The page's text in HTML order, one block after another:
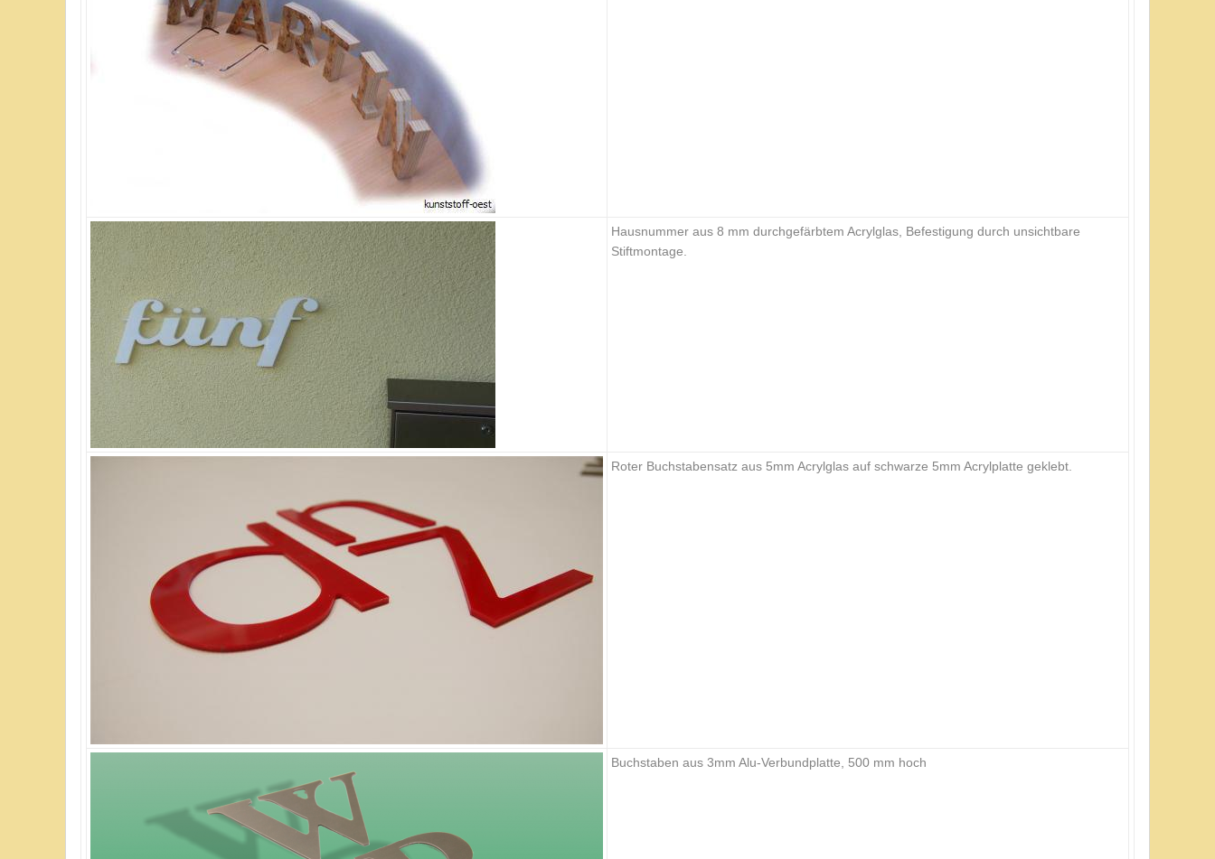
Hausnummer aus 8 mm durchgefärbtem Acrylglas, Befestigung durch unsichtbare
Stiftmontage.
Roter Buchstabensatz aus 5mm Acrylglas auf schwarze 5mm Acrylplatte geklebt.
Buchstaben aus 3mm Alu-Verbundplatte, 500 mm hoch